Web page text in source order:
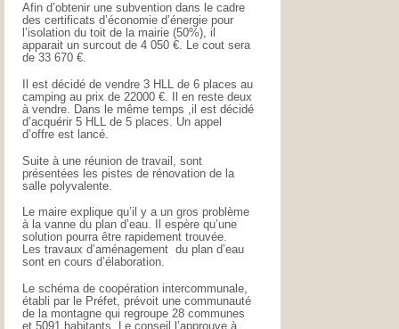
Afin d’obtenir une subvention dans le cadre
des certificats d’économie d’énergie pour
l’isolation du toit de la mairie (50%), il
apparait un surcout de 4 050 €. Le cout sera
de 33 670 €.
Il est décidé de vendre 3 HLL de 6 places au
camping au prix de 22000 €. Il en reste deux
à vendre. Dans le même temps ,il est décidé
d’acquérir 5 HLL de 5 places. Un appel
d’offre est lancé.
Suite à une réunion de travail, sont
présentées les pistes de rénovation de la
salle polyvalente.
Le maire explique qu’il y a un gros problème
à la vanne du plan d’eau. Il espère qu’une
solution pourra être rapidement trouvée.
Les travaux d’aménagement du plan d’eau
sont en cours d’élaboration.
Le schéma de coopération intercommunale,
établi par le Préfet, prévoit une communauté
de la montagne qui regroupe 28 communes
et 5091 habitants. Le conseil l’approuve à